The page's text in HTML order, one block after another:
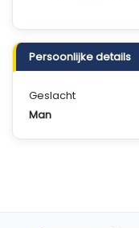
Persoonlijke details
Geslacht
Man